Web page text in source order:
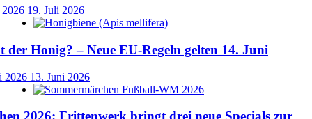
19. Juli 2026
der Honig? – Neue EU-Regeln gelten 14. Juni
2026 13. Juni 2026